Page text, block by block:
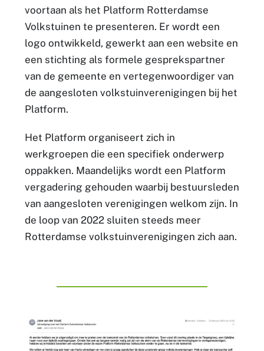
voortaan als het Platform Rotterdamse
Volkstuinen te presenteren. Er wordt een
logo ontwikkeld, gewerkt aan een website en
een stichting als formele gesprekspartner
van de gemeente en vertegenwoordiger van
de aangesloten volkstuinverenigingen bij het
Platform.
Het Platform organiseert zich in
werkgroepen die een specifiek onderwerp
oppakken. Maandelijks wordt een Platform
vergadering gehouden waarbij bestuursleden
van aangesloten verenigingen welkom zijn. In
de loop van 2022 sluiten steeds meer
Rotterdamse volkstuinverenigingen zich aan.